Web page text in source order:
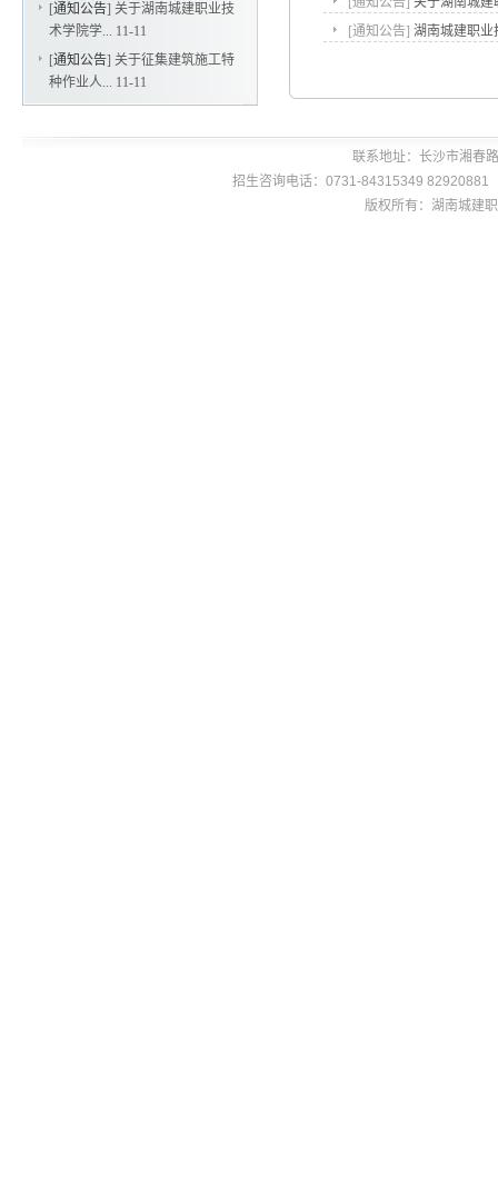
[通知公告] 关于湖南城建职业技
术学院学... 11-11
[通知公告] 关于征集建筑施工特
种作业人... 11-11
[通知公告] 湖南城建职业
联系地址：长沙市湘春
招生咨询电话：0731-84315349
版权所有：湖南城建